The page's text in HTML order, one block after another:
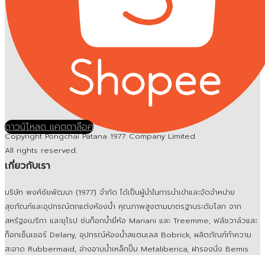
ดาวน์โหลด แคตตาล๊อค
Copyright Pongchai Patana 1977 Company Limited.
All rights reserved.
เกี่ยวกับเรา
บริษัท พงศ์ชัยพัฒนา (1977) จำกัด ได้เป็นผู้นำในการนำเข้าและจัดจำหน่าย
สุขภัณฑ์และอุปกรณ์ตกแต่งห้องน้ำ คุณภาพสูงตามมาตรฐานระดับโลก จาก
สหรัฐอเมริกา และยุโรป ช่นก็อกน้ำยี่ห้อ Mariani และ Treemme, ฟลัชวาล์วและ
ก็อกเซ็นเซอร์ Delany, อุปกรณ์ห้องน้ำสแตนเลส Bobrick, ผลิตภัณฑ์ทำความ
สะอาด Rubbermaid, อ่างอาบน้ำเหล็กปั๊ม Metaliberica, ฝารองนั่ง Bemis